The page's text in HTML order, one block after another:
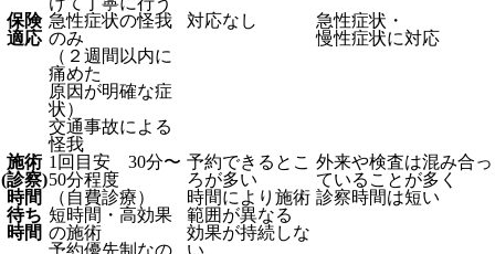
保険
適応
急性症状の怪我
のみ
（２週間以内に
痛めた
原因が明確な症
状）
交通事故による
怪我
対応なし
急性症状・
慢性症状に対応
施術
(診察)
時間
待ち
時間
1回目安 30分〜
50分程度
（自費診療）
短時間・高効果
の施術
予約できるとこ
ろが多い
時間により施術
範囲が異なる
効果が持続しな
外来や検査は混み合っ
ていることが多く
診察時間は短い